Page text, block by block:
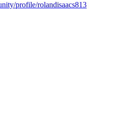
profile/rolandisaacs813